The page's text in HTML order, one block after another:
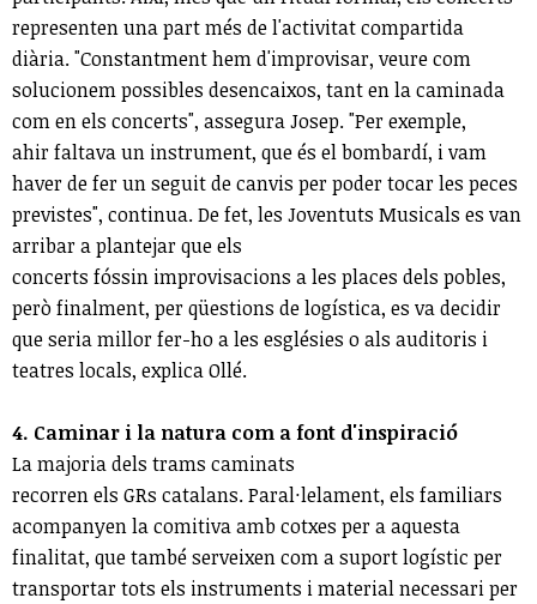
representen una part més de l'activitat compartida
diària. "Constantment hem d'improvisar, veure com
solucionem possibles desencaixos, tant en la caminada
com en els concerts", assegura Josep. "Per exemple,
ahir faltava un instrument, que és el bombardí, i vam
haver de fer un seguit de canvis per poder tocar les peces
previstes", continua. De fet, les Joventuts Musicals es van
arribar a plantejar que els
concerts fóssin improvisacions a les places dels pobles,
però finalment, per qüestions de logística, es va decidir
que seria millor fer-ho a les esglésies o als auditoris i
teatres locals, explica Ollé.
4. Caminar i la natura com a font d'inspiració
La majoria dels trams caminats
recorren els GRs catalans. Paral·lelament, els familiars
acompanyen la comitiva amb cotxes per a aquesta
finalitat, que també serveixen com a suport logístic per
transportar tots els instruments i material necessari per